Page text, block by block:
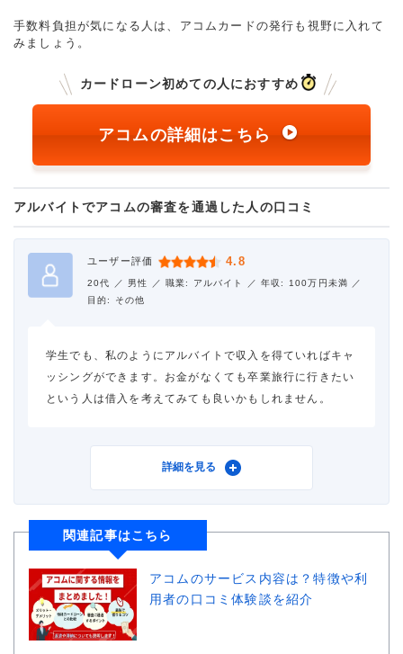
手数料負担が気になる人は、アコムカードの発行も視野に入れて
みましょう。
カードローン初めての人におすすめ
アコムの詳細はこちら
アルバイトでアコムの審査を通過した人の口コミ
ユーザー評価 4.8
20代 ／ 男性 ／ 職業: アルバイト ／ 年収: 100万円未満 ／
目的: その他
学生でも、私のようにアルバイトで収入を得ていればキャ
ッシングができます。お金がなくても卒業旅行に行きたい
という人は借入を考えてみても良いかもしれません。
アコム
金利
審査時間 1週間以内
借入事実の把握
詳細を見る
関連記事はこちら
アコムのサービス内容は？特徴や利
用者の口コミ体験談を紹介